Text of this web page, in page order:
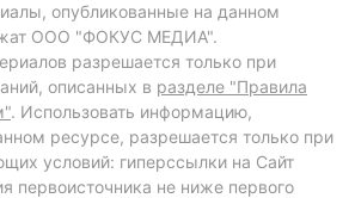
опубликованные на данном
ООО "ФОКУС МЕДИА".
разрешается только при
описанных в разделе "Правила
. Использовать информацию,
ресурсе, разрешается только при
условий: гиперссылки на Сайт
первоисточника не ниже первого